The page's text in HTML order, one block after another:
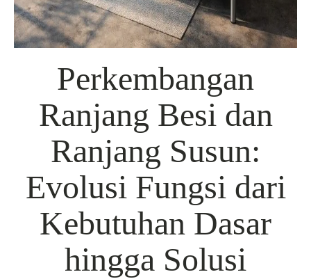
Perkembangan
Ranjang Besi dan
Ranjang Susun:
Evolusi Fungsi dari
Kebutuhan Dasar
hingga Solusi